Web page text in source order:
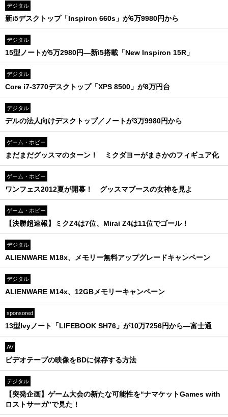
デジタル
新i5デスクトップ「Inspiron 660s」が6万9980円から
デジタル
15型ノートが5万2980円―新i5搭載「New Inspiron 15R」
デジタル
Core i7-3770デスクトップ「XPS 8500」が8万円台
デジタル
デルの法人向けデスクトップ／ノートが3万9980円から
ゲーム・ホビー
まだまだグッスマのターン！ ミクダヨーがまさかのフィギュア化
ゲーム・ホビー
ワンフェス2012夏が開幕！ グッスマブースの女神を見よ
ゲーム・ホビー
【決勝超速報】ミクZ4は7位、Mirai Z4は11位でゴール！
デジタル
ALIENWARE M18x、メモリー無料アップグレードキャンペーン
デジタル
ALIENWARE M14x、12GBメモリーキャンペーン
sponsored
13型Ivyノート「LIFEBOOK SH76」が10万7256円から—富士通
AV
ビデオテープの映像をBDに保存する方法
デジタル
【突発企画】ゲーム大会の新たな可能性を“ナマケットGames with
ロストサーガ”で見た！